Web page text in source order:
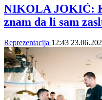
NIKOLA JOKIĆ:
znam da li sam
Reprezentacija 12:43